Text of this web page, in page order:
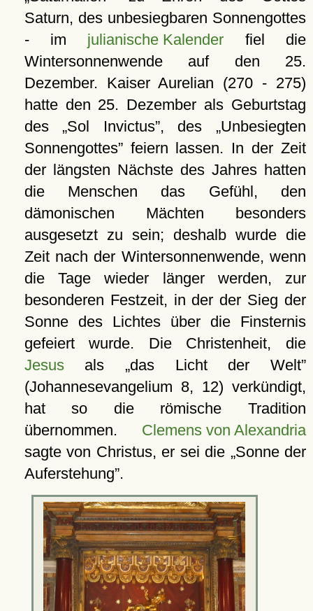
Saturn, des unbesiegbaren Sonnengottes
- im julianische Kalender fiel die
Wintersonnenwende auf den 25.
Dezember. Kaiser Aurelian (270 - 275)
hatte den 25. Dezember als Geburtstag
des Sol Invictus , des
Unbesiegten
Sonnengottes feiern lassen. In der Zeit
der längsten Nächste des Jahres hatten
die Menschen das Gefühl, den
dämonischen Mächten besonders
ausgesetzt zu sein; deshalb wurde die
Zeit nach der Wintersonnenwende, wenn
die Tage wieder länger werden, zur
besonderen Festzeit, in der der Sieg der
Sonne des Lichtes über die Finsternis
gefeiert wurde. Die Christenheit, die
Jesusals das Licht der Welt
(Johannesevangelium 8, 12) verkündigt,
hat so die römische Tradition
übernommen. Clemens von Alexandria
sagte von Christus, er sei die Sonne der
Auferstehung .